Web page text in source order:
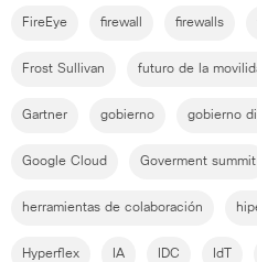
FireEye firewall firewalls
Frost Sullivan futuro de la
Gartner gobierno gobierno
Google Cloud Goverment summit
herramientas de colaboración
Hyperflex IA IDC IdT